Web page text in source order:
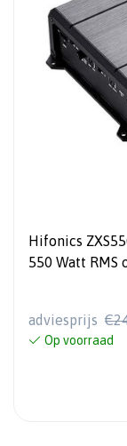
Hifonics
550 Watt RMS
adviesprijs
Op voorraad